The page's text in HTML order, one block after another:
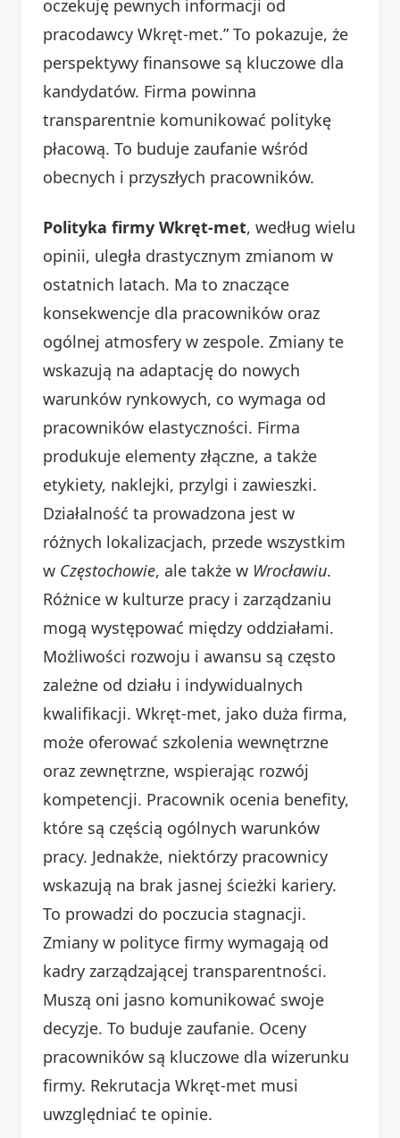
oczekuję pewnych informacji od
pracodawcy Wkręt-met.” To pokazuje, że
perspektywy finansowe są kluczowe dla
kandydatów. Firma powinna
transparentnie komunikować politykę
płacową. To buduje zaufanie wśród
obecnych i przyszłych pracowników.
Polityka firmy Wkręt-met, według wielu
opinii, uległa drastycznym zmianom w
ostatnich latach. Ma to znaczące
konsekwencje dla pracowników oraz
ogólnej atmosfery w zespole. Zmiany te
wskazują na adaptację do nowych
warunków rynkowych, co wymaga od
pracowników elastyczności. Firma
produkuje elementy złączne, a także
etykiety, naklejki, przylgi i zawieszki.
Działalność ta prowadzona jest w
różnych lokalizacjach, przede wszystkim
w Częstochowie, ale także w Wrocławiu.
Różnice w kulturze pracy i zarządzaniu
mogą występować między oddziałami.
Możliwości rozwoju i awansu są często
zależne od działu i indywidualnych
kwalifikacji. Wkręt-met, jako duża firma,
może oferować szkolenia wewnętrzne
oraz zewnętrzne, wspierając rozwój
kompetencji. Pracownik ocenia benefity,
które są częścią ogólnych warunków
pracy. Jednakże, niektórzy pracownicy
wskazują na brak jasnej ścieżki kariery.
To prowadzi do poczucia stagnacji.
Zmiany w polityce firmy wymagają od
kadry zarządzającej transparentności.
Muszą oni jasno komunikować swoje
decyzje. To buduje zaufanie. Oceny
pracowników są kluczowe dla wizerunku
firmy. Rekrutacja Wkręt-met musi
uwzględniać te opinie.